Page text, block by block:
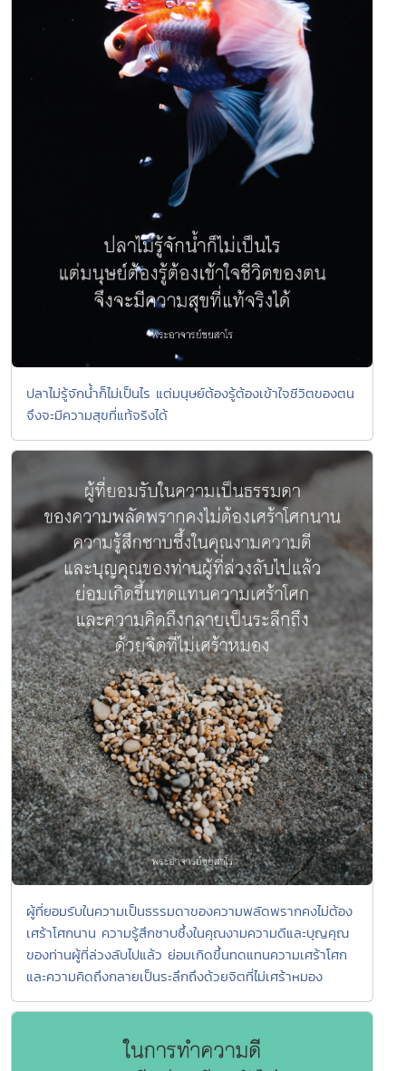
ปลาไม่รู้จักน้ำก็ไม่เป็นไร แต่มนุษย์ต้องรู้ต้องเข้าใจชีวิตของตน
จึงจะมีความสุขที่แท้จริงได้
ผู้ที่ยอมรับในความเป็นธรรมดาของความพลัดพรากคงไม่ต้อง
เศร้าโศกนาน ความรู้สึกซาบซึ้งในคุณงามความดีและบุญคุณ
ของท่านผู้ที่ล่วงลับไปแล้ว ย่อมเกิดขึ้นทดแทนความเศร้าโศก
และความคิดถึงกลายเป็นระลึกถึงด้วยจิตที่ไม่เศร้าหมอง